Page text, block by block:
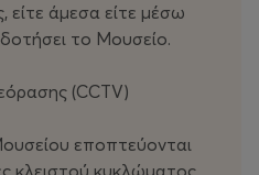
είτε άμεσα είτε μέσω
το Μουσείο.
(CCTV)
εποπτεύονται